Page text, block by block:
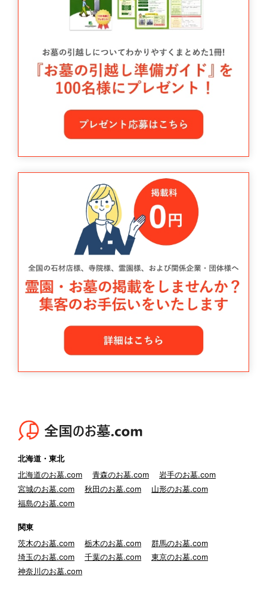
北海道・東北
北海道のお墓.com
青森のお墓.com
岩手のお墓.com
宮城のお墓.com
秋田のお墓.com
山形のお墓.com
福島のお墓.com
関東
茨木のお墓.com
栃木のお墓.com
群馬のお墓.com
埼玉のお墓.com
千葉のお墓.com
東京のお墓.com
神奈川のお墓.com